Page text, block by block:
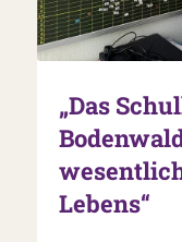
„Das
Lebens“